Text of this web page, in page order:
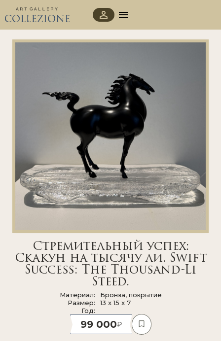
Стремительный успех:
Скакун на тысячу ли. Swift
Success: The Thousand-Li
Steed.
Материал
Бронза, покрытие
Размер
13 x 15 x 7
Год
99 000